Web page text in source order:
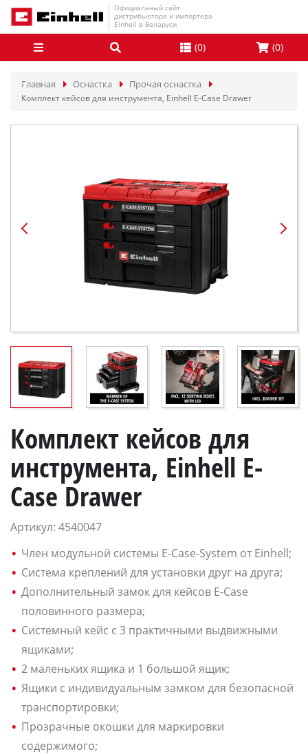
Официальный сайт
дистрибьютора и импортера
Einhell в Беларуси
(0) (0)
Главная Оснастка Прочая оснастка
Комплект кейсов для инструмента, Einhell E-Case Drawer
Комплект кейсов для
инструмента, Einhell E-
Case Drawer
Артикул: 4540047
Член модульной системы E-Case-System от Einhell;
Система креплений для установки друг на друга;
Дополнительный замок для кейсов E-Case
половинного размера;
Системный кейс с 3 практичными выдвижными
ящиками;
2 маленьких ящика и 1 большой ящик;
Ящики с индивидуальным замком для безопасной
транспортировки;
Прозрачные окошки для маркировки
содержимого;